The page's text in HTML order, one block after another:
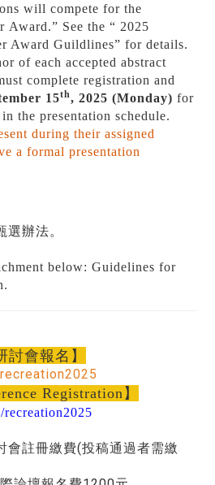
will compete for the
Award.” See the “ 2025
Award Guildlines” for details.
of each accepted abstract
complete registration and
15th, 2025 (Monday) for
the presentation schedule.
during their assigned
a formal presentation
辦法。
below: Guidelines for
討會報名】
Registration】
會註冊繳費(投稿通過者需繳